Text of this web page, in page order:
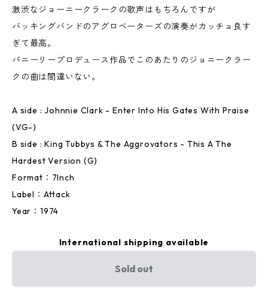
激渋なジョーニークラークの歌声はもちろんですが
バッキングバンドのアグロベーターズの演奏がカッチョ良す
ぎて最高。
バニーリープロデュース作品でこのあたりのジョニークラー
クの曲は間違いない。
A side : Johnnie Clark - Enter Into His Gates With Praise
(VG-)
B side : King Tubbys & The Aggrovators - This A The
Hardest Version (G)
Format：7Inch
Label：Attack
Year：1974
International shipping available
Sold out